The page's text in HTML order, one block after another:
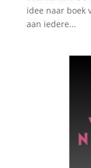
idee naar boek
aan iedere...